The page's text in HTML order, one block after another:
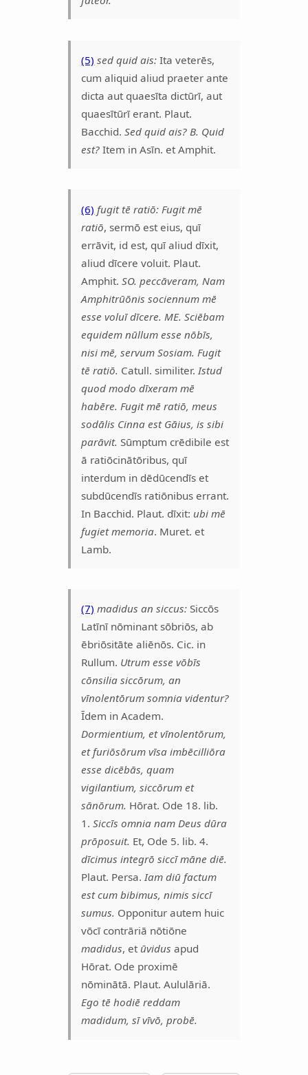
(5) sed quid ais: Ita veterēs,
cum aliquid aliud praeter ante
dicta aut quaesīta dictūrī, aut
quaesītūrī erant. Plaut.
Bacchid.Sed quid ais? B. Quid
est? Item in Asīn. et Amphit.
(6) fugit tē ratiō: Fugit mē
ratiō, sermō est eius, quī
errāvit, id est, quī aliud dīxit,
aliud dīcere voluit. Plaut.
Amphit.SO. peccāveram, Nam
Amphitrūōnis sociennum mē
esse voluī dīcere. ME. Sciēbam
equidem nūllum esse nōbīs,
nisi mē, servum Sosiam. Fugit
tē ratiō. Catull. similiter. Istud
quod modo dīxeram mē
habēre. Fugit mē ratiō, meus
sodālis Cinna est Gāius, is sibi
parāvit. Sūmptum crēdibile est
ā ratiōcinātōribus, quī
interdum in dēdūcendīs et
subdūcendīs ratiōnibus errant.
In Bacchid. Plaut. dīxit: ubi mē
fugiet memoria. Muret. et
Lamb.
(7) madidus an siccus: Siccōs
Latīnī nōminant sōbriōs, ab
ēbriōsitāte aliēnōs. Cic. in
Rullum. Utrum esse vōbīs
cōnsilia siccōrum, an
vīnolentōrum somnia videntur?
Īdem in Academ.
Dormientium, et vīnolentōrum,
et furiōsōrum vīsa imbēcilliōra
esse dicēbās, quam
vigilantium, siccōrum et
sānōrum. Hōrat. Ode 18. lib.
1.Siccīs omnia nam Deus dūra
prōposuit. Et, Ode 5. lib. 4.
dīcimus integrō siccī māne diē.
Plaut. Persa.Iam diū factum
est cum bibimus, nimis siccī
sumus. Opponitur autem huic
vōcī contrāriā nōtiōne
madidus, et ūvidus apud
Hōrat. Ode proximē
nōminātā. Plaut. Aululāriā.
Ego tē hodiē reddam
madidum, sī vīvō, probē.